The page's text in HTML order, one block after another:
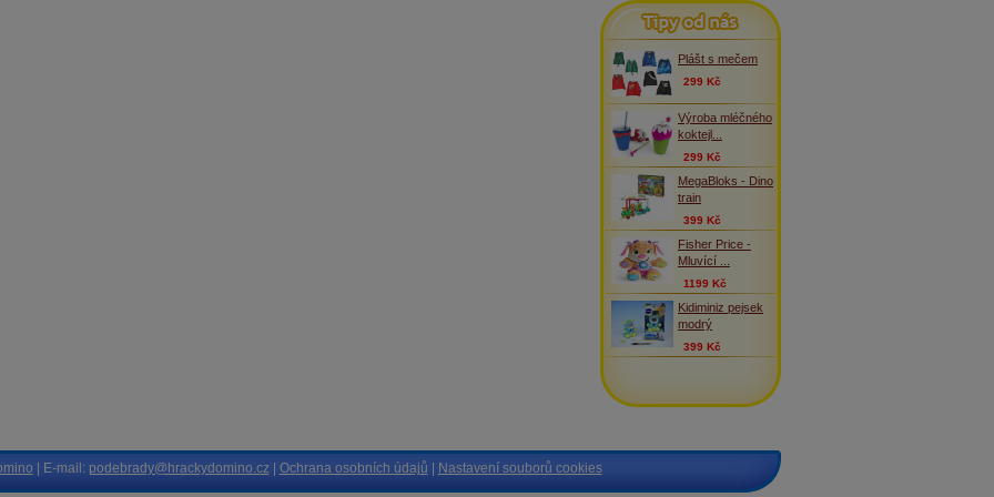
Tipy od nás
Plášt s mečem
299 Kč
Výroba mléčného
koktejl...
299 Kč
MegaBloks - Dino
train
399 Kč
Fisher Price -
Mluvící ...
1199 Kč
Kidiminiz pejsek
modrý
399 Kč
| E-mail: podebrady@hrackydomino.cz| Ochrana osobních údajů Nastavení souborů cookies